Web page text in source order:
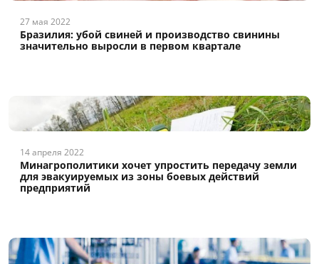
27 мая 2022
Бразилия: убой свиней и производство свинины
значительно выросли в первом квартале
14 апреля 2022
Минагрополитики хочет упростить передачу земли
для эвакуируемых из зоны боевых действий
предприятий